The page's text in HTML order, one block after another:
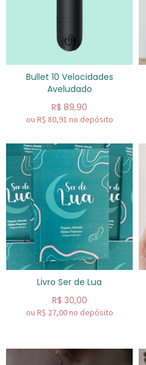
Bullet 10 Velocidades
Aveludado
R$ 89,90
ou R$ 80,91 no depósito
Livro Ser de Lua
R$ 30,00
ou R$ 27,00no depósito